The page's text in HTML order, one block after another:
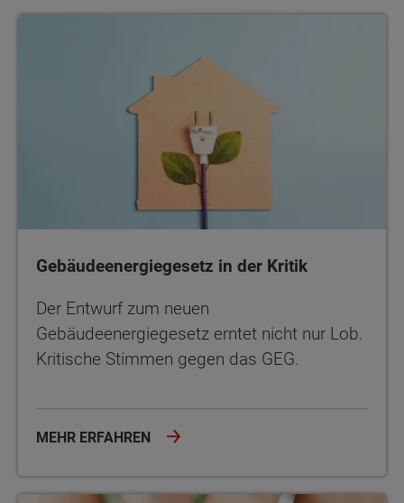
Gebäudeenergiegesetz in der Kritik
Der Entwurf zum neuen
Gebäudeenergiegesetz erntet nicht nur Lob.
Kritische Stimmen gegen das GEG.
MEHR ERFAHREN